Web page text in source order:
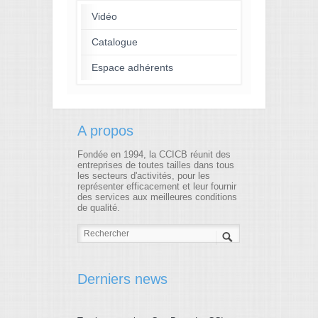
Vidéo
Catalogue
Espace adhérents
A propos
Fondée en 1994, la CCICB réunit des
entreprises de toutes tailles dans tous
les secteurs d'activités, pour les
représenter efficacement et leur fournir
des services aux meilleures conditions
de qualité.
Derniers news